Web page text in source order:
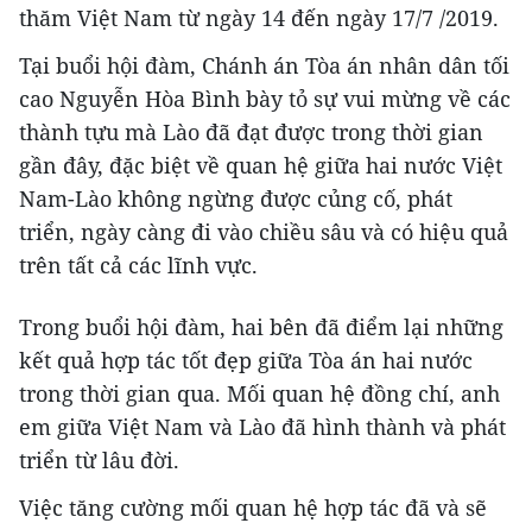
thăm Việt Nam từ ngày 14 đến ngày 17/7 /2019.
Tại buổi hội đàm, Chánh án Tòa án nhân dân tối
cao Nguyễn Hòa Bình bày tỏ sự vui mừng về các
thành tựu mà Lào đã đạt được trong thời gian
gần đây, đặc biệt về quan hệ giữa hai nước Việt
Nam-Lào không ngừng được củng cố, phát
triển, ngày càng đi vào chiều sâu và có hiệu quả
trên tất cả các lĩnh vực.
Trong buổi hội đàm, hai bên đã điểm lại những
kết quả hợp tác tốt đẹp giữa Tòa án hai nước
trong thời gian qua. Mối quan hệ đồng chí, anh
em giữa Việt Nam và Lào đã hình thành và phát
triển từ lâu đời.
Việc tăng cường mối quan hệ hợp tác đã và sẽ